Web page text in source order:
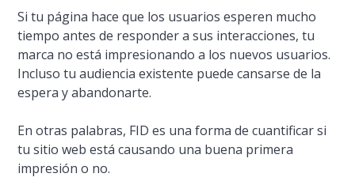
Si tu página hace que los usuarios esperen mucho
tiempo antes de responder a sus interacciones, tu
marca no está impresionando a los nuevos usuarios.
Incluso tu audiencia existente puede cansarse de la
espera y abandonarte.
En otras palabras, FID es una forma de cuantificar si
tu sitio web está causando una buena primera
impresión o no.